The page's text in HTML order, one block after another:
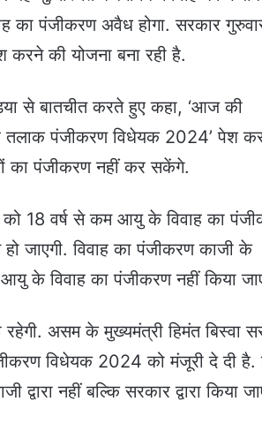
का पंजीकरण अवैध होगा. सरकार
की योजना बना रही है.
से बातचीत करते हुए कहा, ‘आज की
तलाक पंजीकरण विधेयक 2024’ पेश
का पंजीकरण नहीं कर सकेंगे.
18 वर्ष से कम आयु के विवाह का
जाएगी. विवाह का पंजीकरण काजी के
के विवाह का पंजीकरण नहीं किया
रहेगी. असम के मुख्यमंत्री हिमंत बिस्वा
विधेयक 2024 को मंजूरी दे दी है.
नहीं बल्कि सरकार द्वारा किया